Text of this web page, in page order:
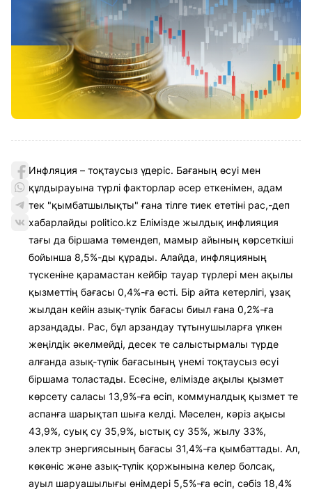
Инфляция – тоқтаусыз үдеріс. Бағаның өсуі мен
құлдырауына түрлі факторлар әсер еткенімен, адам
тек "қымбатшылықты" ғана тілге тиек ететіні рас,-деп
хабарлайды politico.kz Елімізде жылдық инфлияция
тағы да біршама төмендеп, мамыр айының көрсеткіші
бойынша 8,5%-ды құрады. Алайда, инфляцияның
түскеніне қарамастан кейбір тауар түрлері мен ақылы
қызметтің бағасы 0,4%-ға өсті. Бір айта кетерлігі, ұзақ
жылдан кейін азық-түлік бағасы биыл ғана 0,2%-ға
арзандады. Рас, бұл арзандау тұтынушыларға үлкен
жеңілдік әкелмейді, десек те салыстырмалы түрде
алғанда азық-түлік бағасының үнемі тоқтаусыз өсуі
біршама толастады. Есесіне, елімізде ақылы қызмет
көрсету саласы 13,9%-ға өсіп, коммуналдық қызмет те
аспанға шарықтап шыға келді. Мәселен, кәріз ақысы
43,9%, суық су 35,9%, ыстық су 35%, жылу 33%,
электр энергиясының бағасы 31,4%-ға қымбаттады. Ал,
көкөніс және азық-түлік қоржынына келер болсақ,
ауыл шаруашылығы өнімдері 5,5%-ға өсіп, сәбіз 18,4%